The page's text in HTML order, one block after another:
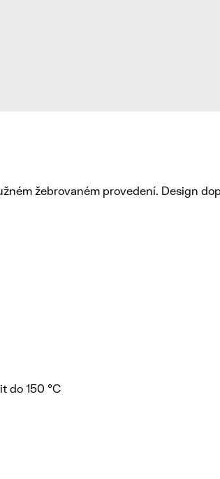
žebrovaném provedení. Design
do 150 °C